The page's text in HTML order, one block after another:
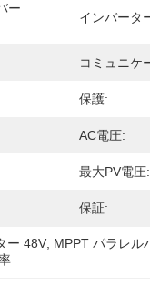
ー
インバータ
コミュニケ
保護:
AC電圧:
最大PV電圧:
保証:
ー 48V MPPT パラレル